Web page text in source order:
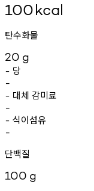
100kcal
탄수화물
20 g
- 당
-
- 대체 감미료
-
- 식이섬유
-
단백질
100 g